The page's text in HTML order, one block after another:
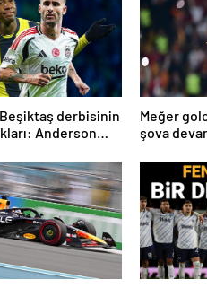
derbisinin
Anderson
Meğer
şova